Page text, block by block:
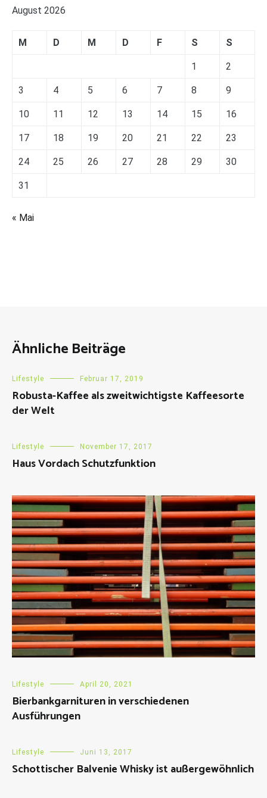
August 2026
M D M D F S S
1 2
3 4 5 6 7 8 9
10 11 12 13 14 15 16
17 18 19 20 21 22 23
24 25 26 27 28 29 30
31
« Mai
Ähnliche Beiträge
Lifestyle Februar 17, 2019
Robusta-Kaffee als zweitwichtigste Kaffeesorte
der Welt
Lifestyle November 17, 2017
Haus Vordach Schutzfunktion
Lifestyle April 20, 2021
Bierbankgarnituren in verschiedenen
Ausführungen
Lifestyle Juni 13, 2017
Schottischer Balvenie Whisky ist außergewöhnlich